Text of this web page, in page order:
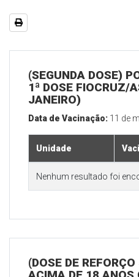
(SEGUNDA DOSE)
1ª DOSE FIOCRUZ/
JANEIRO)
Data de Vacinação: 11 de
Unidade
Nenhum resultado foi
(DOSE DE